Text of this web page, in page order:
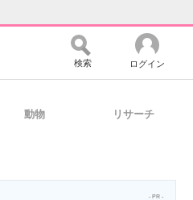
検索 ログイン
動物 リサーチ
- PR -